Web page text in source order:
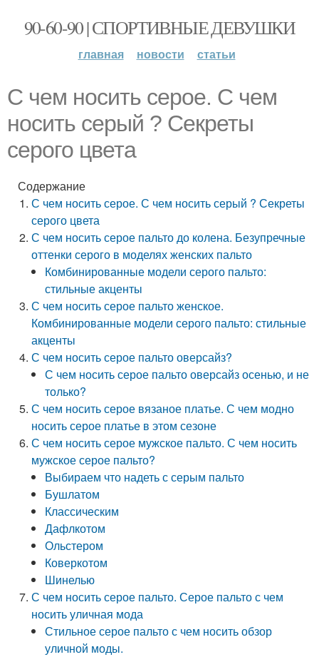
90-60-90 | СПОРТИВНЫЕ ДЕВУШКИ
главная новости статьи
С чем носить серое. С чем
носить серый ? Секреты
серого цвета
Содержание
С чем носить серое. С чем носить серый ? Секреты
серого цвета
С чем носить серое пальто до колена. Безупречные
оттенки серого в моделях женских пальто
Комбинированные модели серого пальто:
стильные акценты
С чем носить серое пальто женское.
Комбинированные модели серого пальто: стильные
акценты
С чем носить серое пальто оверсайз?
С чем носить серое пальто оверсайз осенью, и не
только?
С чем носить серое вязаное платье. С чем модно
носить серое платье в этом сезоне
С чем носить серое мужское пальто. С чем носить
мужское серое пальто?
Выбираем что надеть с серым пальто
Бушлатом
Классическим
Дафлкотом
Ольстером
Коверкотом
Шинелью
С чем носить серое пальто. Серое пальто с чем
носить уличная мода
Стильное серое пальто с чем носить обзор
уличной моды.